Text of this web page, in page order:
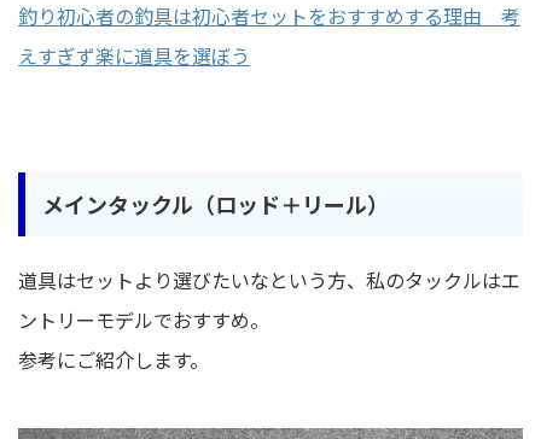
釣り初心者の釣具は初心者セットをおすすめする理由 考
えすぎず楽に道具を選ぼう
メインタックル（ロッド＋リール）
道具はセットより選びたいなという方、私のタックルはエ
ントリーモデルでおすすめ。
参考にご紹介します。